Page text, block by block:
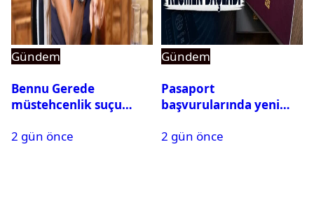
Gündem
Bennu Gerede
müstehcenlik suçu
alındı
2 gün önce
Gündem
Pasaport
başvurularında yeni
2 gün önce